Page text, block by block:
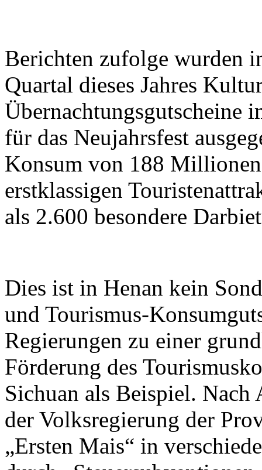
Berichten zufolge wurden
Quartal dieses Jahres
Übernachtungsgutscheine
für das Neujahrsfest
Konsum von 188
erstklassigen
als 2.600 besondere
Dies ist in Henan kein
und Tourismus-
Regierungen zu einer
Förderung des
Sichuan als Beispiel. Nach
der Volksregierung der
„Ersten Mais“ in